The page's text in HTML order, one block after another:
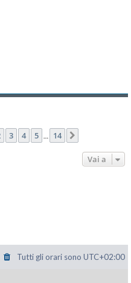
di 14
3 4 5 14
Vai a
Tutti gli orari sono UTC+02:00